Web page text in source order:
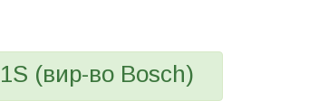
(вир-во Bosch)